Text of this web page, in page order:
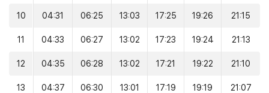
10 04:31 06:25 13:03 17:25 19:26 21:15
11 04:33 06:27 13:02 17:23 19:24 21:13
12 04:35 06:28 13:02 17:21 19:22 21:10
13 04:37 06:30 13:01 17:19 19:19 21:07